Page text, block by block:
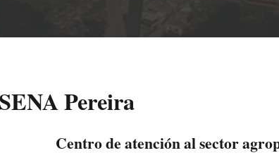
Pereira
Centro de atención al sector